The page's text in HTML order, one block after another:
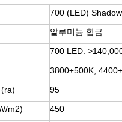
700 (LED)
알루미늄 합금
700 LED:
3800±500K,
95
m2)
450